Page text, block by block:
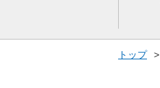
トップ